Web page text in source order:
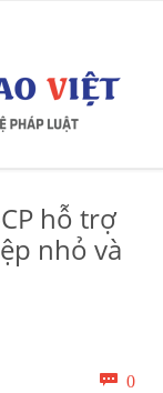
hỗ trợ
nhỏ và
 0